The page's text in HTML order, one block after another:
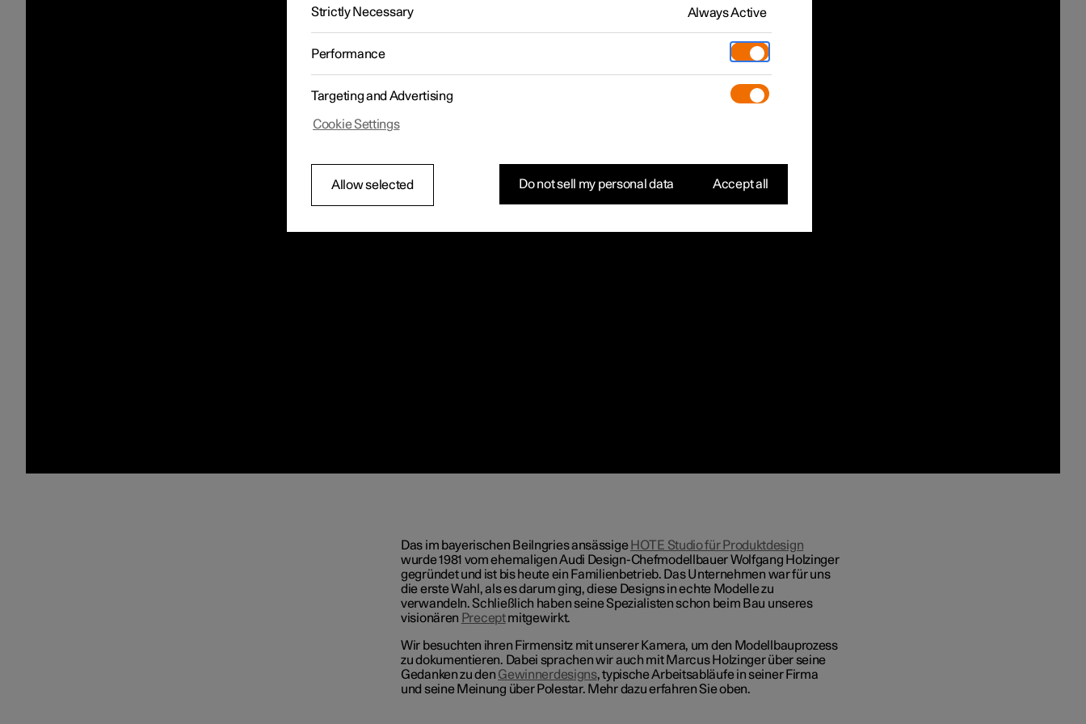
Das im bayerischen Beilngries ansässige HOTE Studio für Produktdesign
wurde 1981 vom ehemaligen Audi Design-Chefmodellbauer Wolfgang Holzinger
gegründet und ist bis heute ein Familienbetrieb. Das Unternehmen war für uns
die erste Wahl, als es darum ging, diese Designs in echte Modelle zu
verwandeln. Schließlich haben seine Spezialisten schon beim Bau unseres
visionären Preceptmitgewirkt.
Wir besuchten ihren Firmensitz mit unserer Kamera, um den Modellbauprozess
zu dokumentieren. Dabei sprachen wir auch mit Marcus Holzinger über seine
Gedanken zu den Gewinnerdesigns, typische Arbeitsabläufe in seiner Firma
und seine Meinung über Polestar. Mehr dazu erfahren Sie oben.
Strictly Necessary Always Active
Performance
Targeting and Advertising
Cookie Settings
Allow selected Do not sell my personal data Accept all